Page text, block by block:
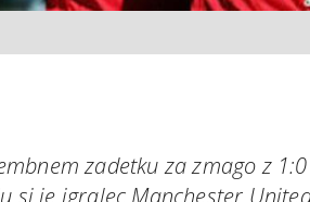
zadetku za zmago z
si je igralec Manchester